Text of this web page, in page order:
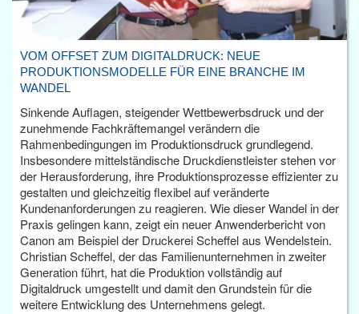
VOM OFFSET ZUM DIGITALDRUCK: NEUE
PRODUKTIONSMODELLE FÜR EINE BRANCHE IM
WANDEL
Sinkende Auflagen, steigender Wettbewerbsdruck und der
zunehmende Fachkräftemangel verändern die
Rahmenbedingungen im Produktionsdruck grundlegend.
Insbesondere mittelständische Druckdienstleister stehen vor
der Herausforderung, ihre Produktionsprozesse effizienter zu
gestalten und gleichzeitig flexibel auf veränderte
Kundenanforderungen zu reagieren. Wie dieser Wandel in der
Praxis gelingen kann, zeigt ein neuer Anwenderbericht von
Canon am Beispiel der Druckerei Scheffel aus Wendelstein.
Christian Scheffel, der das Familienunternehmen in zweiter
Generation führt, hat die Produktion vollständig auf
Digitaldruck umgestellt und damit den Grundstein für die
weitere Entwicklung des Unternehmens gelegt.